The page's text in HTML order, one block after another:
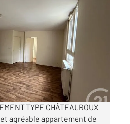
à louer
TYPE CHÂTEAUROUX
agréable appartement de